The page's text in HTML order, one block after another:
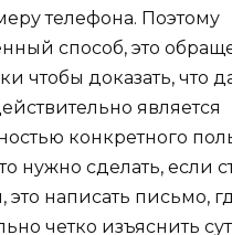
телефона. Поэтому
способ, это
чтобы доказать, что
является
конкретного
нужно сделать, если
это написать письмо,
четко изъяснить